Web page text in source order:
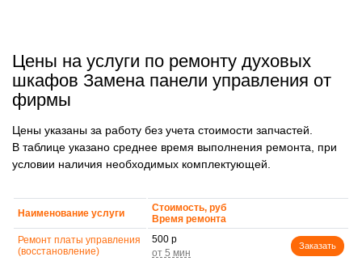
Цены на услуги по ремонту духовых
шкафов Замена панели управления от
фирмы
Цены указаны за работу без учета стоимости запчастей.
В таблице указано среднее время выполнения ремонта, при
условии наличия необходимых комплектующей.
Наименование услуги
Стоимость, руб
Время ремонта
Ремонт платы управления
(восстановление)
500 р
Заказать